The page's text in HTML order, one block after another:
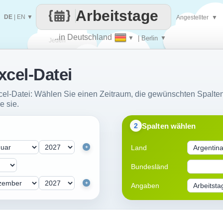
Jeden
..in Deutschland ▼ | Berlin ▼
Arbeitstage
DE EN ▼ Angestellter ▼
Datei
Datei: Wählen Sie einen Zeitraum, die gewünschten
sie.
2 Spalten wählen
Land
Bundesländ
Angaben
+
+